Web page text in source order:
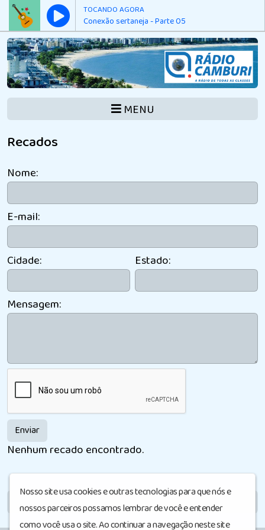
TOCANDO AGORA
Conexão sertaneja - Parte 05
MENU
Recados
Nome:
E-mail:
Cidade: Estado:
Mensagem:
Enviar
Nenhum recado encontrado.
MÓDULO LIVRE
Nosso site usa cookies e outras tecnologias para que nós e
nossos parceiros possamos lembrar de você e entender
como você usa o site. Ao continuar a navegação neste site